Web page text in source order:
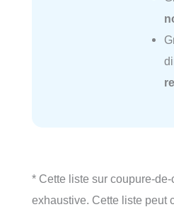
* Cette liste sur coupure-de-
exhaustive. Cette liste peut